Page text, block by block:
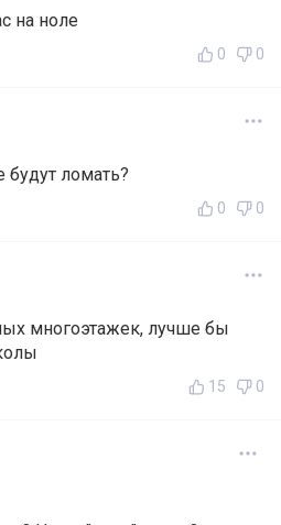
на ноле
0 0
будут ломать?
0 0
многоэтажек, лучше бы
15 0